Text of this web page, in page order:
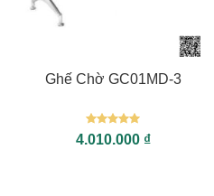
Ghế Chờ GC01MD-3
Được xếp
hạng55
4.010.000 ₫